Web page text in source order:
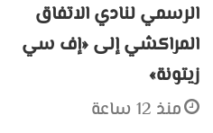
الرسمي لنادي الاتفاق
المراكشي إلى «إف سي
زيتونة»
منذ 12 ساعة